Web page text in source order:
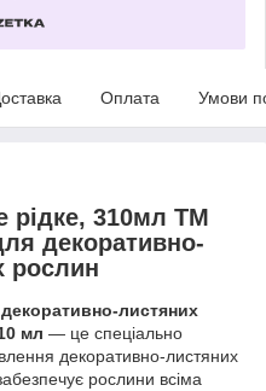
Оплата Умови
рідке, 310мл ТМ
декоративно-
рослин
листяних
мл — це спеціально
декоративно-листяних
рослини всіма